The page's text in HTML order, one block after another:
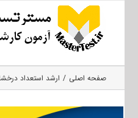
صفحه اصلی ارشد استعداد